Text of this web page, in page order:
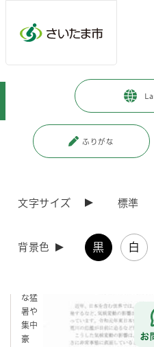
ふりがな
文字サイズ 標準
背景色 黒 白
暮らし・手続き >
ゼロカーボン推進（地球温暖化対策）
更新日
な猛
暑や
集中
豪